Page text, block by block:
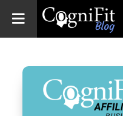
Blog: Brain
Health
News
Brain Training,